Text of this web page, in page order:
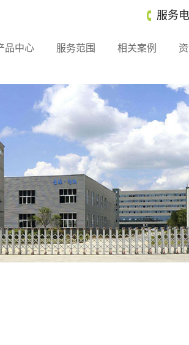
服务
品中心 服务范围 相关案例